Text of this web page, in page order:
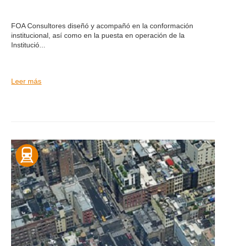
FOA Consultores diseñó y acompañó en la conformación
institucional, así como en la puesta en operación de la
Institució...
Leer más